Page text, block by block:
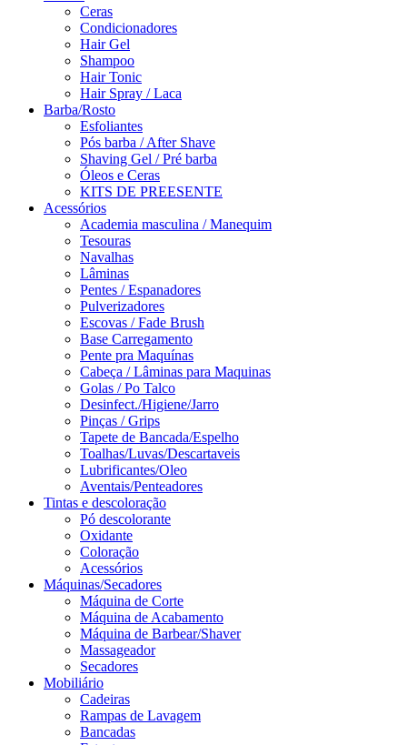
Ceras
Condicionadores
Hair Gel
Shampoo
Hair Tonic
Hair Spray / Laca
Barba/Rosto
Esfoliantes
Pós barba / After Shave
Shaving Gel / Pré barba
Óleos e Ceras
KITS DE PREESENTE
Acessórios
Academia masculina / Manequim
Tesouras
Navalhas
Lâminas
Pentes / Espanadores
Pulverizadores
Escovas / Fade Brush
Base Carregamento
Pente pra Maquínas
Cabeça / Lâminas para Maquinas
Golas / Po Talco
Desinfect./Higiene/Jarro
Pinças / Grips
Tapete de Bancada/Espelho
Toalhas/Luvas/Descartaveis
Lubrificantes/Oleo
Aventais/Penteadores
Tintas e descoloração
Pó descolorante
Oxidante
Coloração
Acessórios
Máquinas/Secadores
Máquina de Corte
Máquina de Acabamento
Máquina de Barbear/Shaver
Massageador
Secadores
Mobiliário
Cadeiras
Rampas de Lavagem
Bancadas